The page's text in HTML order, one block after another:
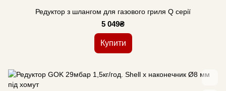
Редуктор з шлангом для газового гриля Q серії
5 049₴
Купити